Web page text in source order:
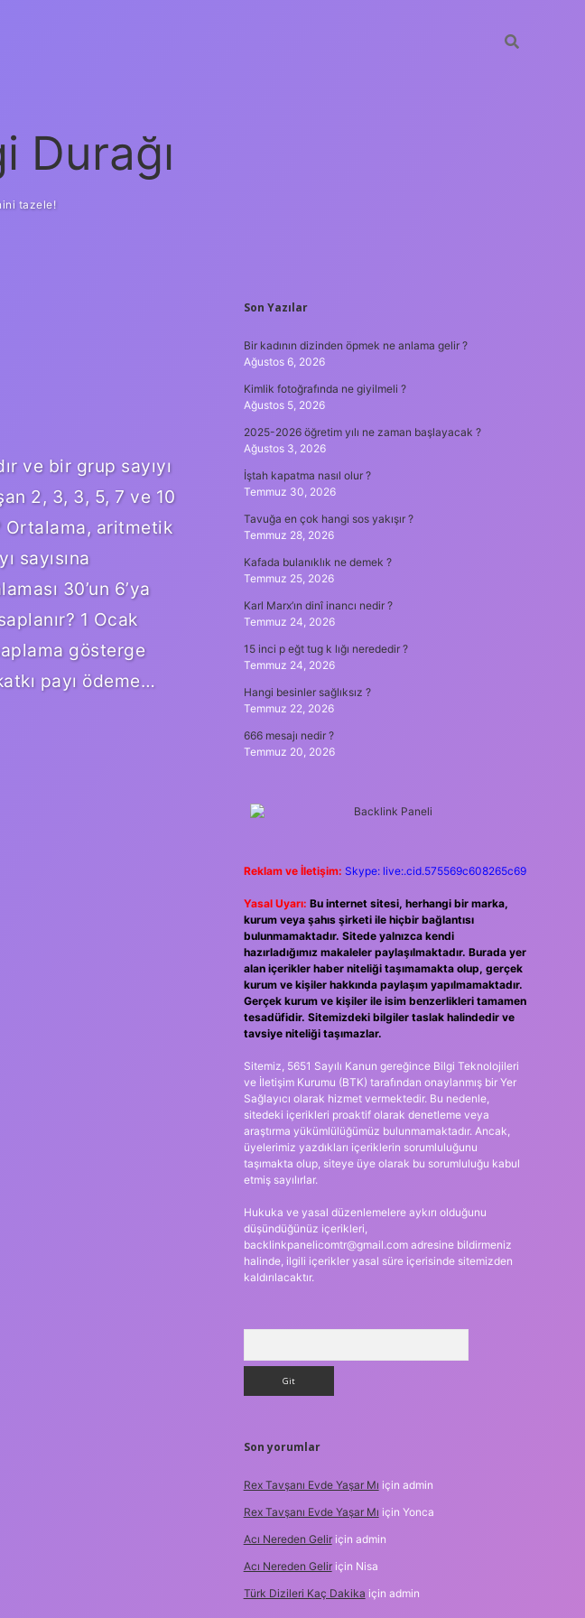
Durağı
tazele!
ve bir grup sayıyı
2, 3, 3, 5, 7 ve 10
Ortalama, aritmetik
sayısına
30’un 6’ya
1 Ocak
gösterge
payı ödeme…
SIDEBAR
Son Yazılar
Bir kadının dizinden öpmek ne anlama gelir ?
Ağustos 6, 2026
Kimlik fotoğrafında ne giyilmeli ?
Ağustos 5, 2026
2025-2026 öğretim yılı ne zaman başlayacak ?
Ağustos 3, 2026
İştah kapatma nasıl olur ?
Temmuz 30, 2026
Tavuğa en çok hangi sos yakışır ?
Temmuz 28, 2026
Kafada bulanıklık ne demek ?
Temmuz 25, 2026
Karl Marx’ın dinî inancı nedir ?
Temmuz 24, 2026
15 inci p eğt tug k lığı nerededir ?
Temmuz 24, 2026
Hangi besinler sağlıksız ?
Temmuz 22, 2026
666 mesajı nedir ?
Temmuz 20, 2026
Reklam ve İletişim: Skype: live:.cid.575569c608265c69
Yasal Uyarı: Bu internet sitesi, herhangi bir marka,
kurum veya şahıs şirketi ile hiçbir bağlantısı
bulunmamaktadır. Sitede yalnızca kendi
hazırladığımız makaleler paylaşılmaktadır. Burada yer
alan içerikler haber niteliği taşımamakta olup, gerçek
kurum ve kişiler hakkında paylaşım yapılmamaktadır.
Gerçek kurum ve kişiler ile isim benzerlikleri tamamen
tesadüfidir. Sitemizdeki bilgiler taslak halindedir ve
tavsiye niteliği taşımazlar.
Sitemiz, 5651 Sayılı Kanun gereğince Bilgi Teknolojileri
ve İletişim Kurumu (BTK) tarafından onaylanmış bir Yer
Sağlayıcı olarak hizmet vermektedir. Bu nedenle,
sitedeki içerikleri proaktif olarak denetleme veya
araştırma yükümlülüğümüz bulunmamaktadır. Ancak,
üyelerimiz yazdıkları içeriklerin sorumluluğunu
taşımakta olup, siteye üye olarak bu sorumluluğu kabul
etmiş sayılırlar.
Hukuka ve yasal düzenlemelere aykırı olduğunu
düşündüğünüz içerikleri,
backlinkpanelicomtr@gmail.comadresine bildirmeniz
halinde, ilgili içerikler yasal süre içerisinde sitemizden
kaldırılacaktır.
Son yorumlar
Rex Tavşanı Evde Yaşar Mı için admin
Rex Tavşanı Evde Yaşar Mı için Yonca
Acı Nereden Geliriçin admin
Acı Nereden Geliriçin Nisa
Türk Dizileri Kaç Dakika için admin